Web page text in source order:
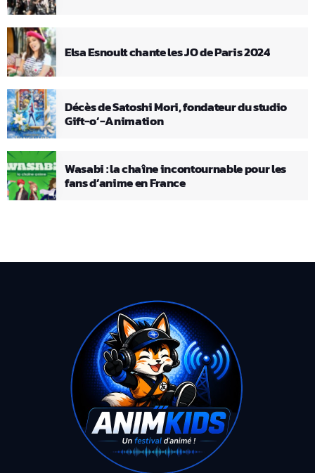
Elsa Esnoult chante les JO de Paris 2024
Décès de Satoshi Mori, fondateur du studio
Gift-o’-Animation
Wasabi : la chaîne incontournable pour les
fans d’anime en France